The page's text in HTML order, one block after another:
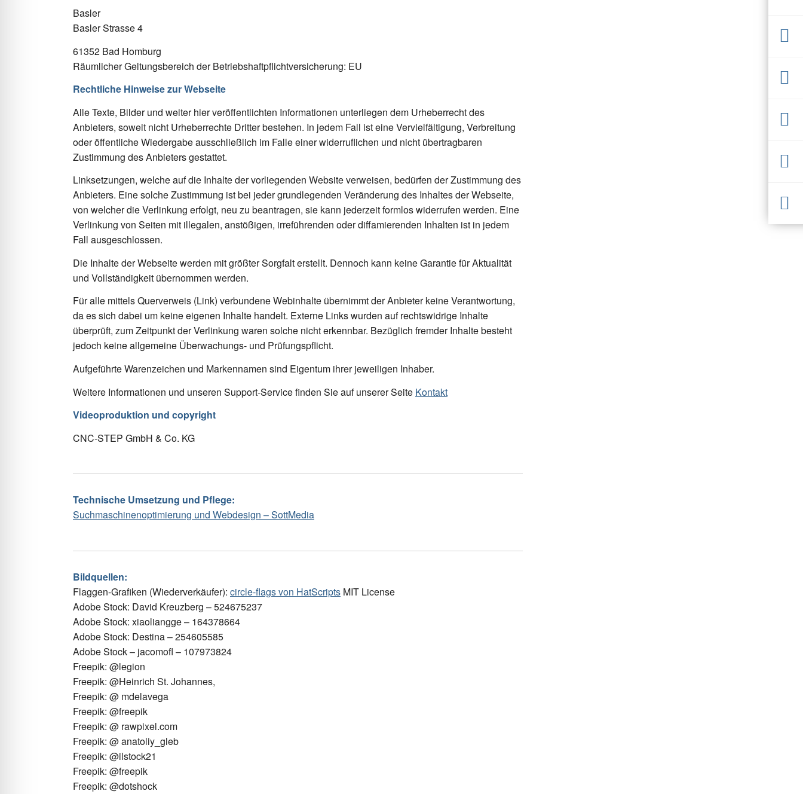
Basler
Basler Strasse 4
61352 Bad Homburg
Räumlicher Geltungsbereich der Betriebshaftpflichtversicherung: EU
Rechtliche Hinweise zur Webseite
Alle Texte, Bilder und weiter hier veröffentlichten Informationen unterliegen dem Urheberrecht des
Anbieters, soweit nicht Urheberrechte Dritter bestehen. In jedem Fall ist eine Vervielfältigung, Verbreitung
oder öffentliche Wiedergabe ausschließlich im Falle einer widerruflichen und nicht übertragbaren
Zustimmung des Anbieters gestattet.
Linksetzungen, welche auf die Inhalte der vorliegenden Website verweisen, bedürfen der Zustimmung des
Anbieters. Eine solche Zustimmung ist bei jeder grundlegenden Veränderung des Inhaltes der Webseite,
von welcher die Verlinkung erfolgt, neu zu beantragen, sie kann jederzeit formlos widerrufen werden. Eine
Verlinkung von Seiten mit illegalen, anstößigen, irreführenden oder diffamierenden Inhalten ist in jedem
Fall ausgeschlossen.
Die Inhalte der Webseite werden mit größter Sorgfalt erstellt. Dennoch kann keine Garantie für Aktualität
und Vollständigkeit übernommen werden.
Für alle mittels Querverweis (Link) verbundene Webinhalte übernimmt der Anbieter keine Verantwortung,
da es sich dabei um keine eigenen Inhalte handelt. Externe Links wurden auf rechtswidrige Inhalte
überprüft, zum Zeitpunkt der Verlinkung waren solche nicht erkennbar. Bezüglich fremder Inhalte besteht
jedoch keine allgemeine Überwachungs- und Prüfungspflicht.
Aufgeführte Warenzeichen und Markennamen sind Eigentum ihrer jeweiligen Inhaber.
Weitere Informationen und unseren Support-Service finden Sie auf unserer Seite Kontakt
Videoproduktion und copyright
CNC-STEP GmbH & Co. KG
Technische Umsetzung und Pflege:
Suchmaschinenoptimierung und Webdesign – SottMedia
Bildquellen:
Flaggen-Grafiken (Wiederverkäufer): circle-flags von HatScripts MIT License
Adobe Stock: David Kreuzberg – 524675237
Adobe Stock: xiaoliangge – 164378664
Adobe Stock: Destina – 254605585
Adobe Stock – jacomofl – 107973824
Freepik: @legion​
Freepik: @Heinrich St. Johannes,
Freepik: @ mdelavega
Freepik: @freepik​
Freepik: @ rawpixel.com
Freepik: @ anatoliy_gleb
Freepik: @ilstock21
Freepik: @freepik
Freepik: @dotshock